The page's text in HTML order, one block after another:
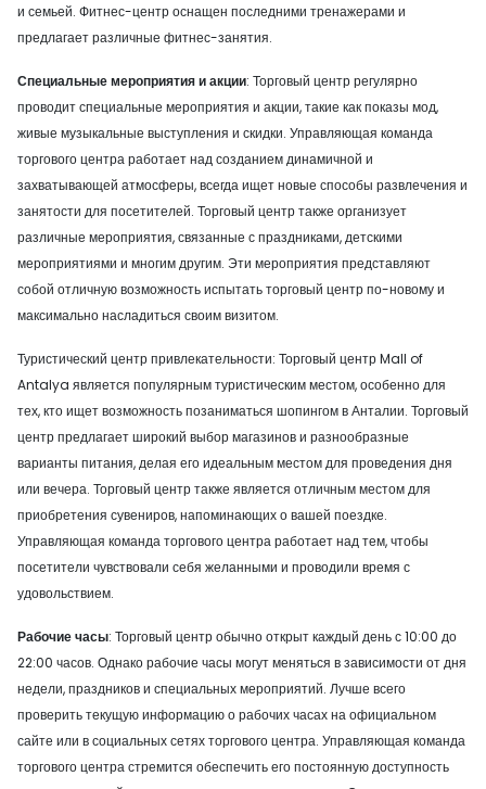
и семьей. Фитнес-центр оснащен последними тренажерами и
предлагает различные фитнес-занятия.
Специальные мероприятия и акции: Торговый центр регулярно
проводит специальные мероприятия и акции, такие как показы мод,
живые музыкальные выступления и скидки. Управляющая команда
торгового центра работает над созданием динамичной и
захватывающей атмосферы, всегда ищет новые способы развлечения и
занятости для посетителей. Торговый центр также организует
различные мероприятия, связанные с праздниками, детскими
мероприятиями и многим другим. Эти мероприятия представляют
собой отличную возможность испытать торговый центр по-новому и
максимально насладиться своим визитом.
Туристический центр привлекательности: Торговый центр Mall of
Antalya является популярным туристическим местом, особенно для
тех, кто ищет возможность позаниматься шопингом в Анталии. Торговый
центр предлагает широкий выбор магазинов и разнообразные
варианты питания, делая его идеальным местом для проведения дня
или вечера. Торговый центр также является отличным местом для
приобретения сувениров, напоминающих о вашей поездке.
Управляющая команда торгового центра работает над тем, чтобы
посетители чувствовали себя желанными и проводили время с
удовольствием.
Рабочие часы: Торговый центр обычно открыт каждый день с 10:00 до
22:00 часов. Однако рабочие часы могут меняться в зависимости от дня
недели, праздников и специальных мероприятий. Лучше всего
проверить текущую информацию о рабочих часах на официальном
сайте или в социальных сетях торгового центра. Управляющая команда
торгового центра стремится обеспечить его постоянную доступность